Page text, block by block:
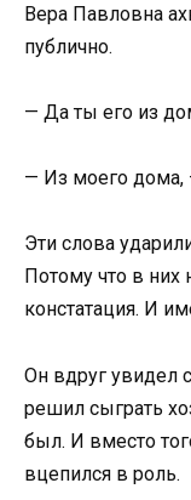
Вера Павловна
публично.
— Да ты его из
— Из моего дома,
Эти слова
Потому что в них
констатация. И
Он вдруг увидел
решил сыграть
был. И вместо
вцепился в роль.